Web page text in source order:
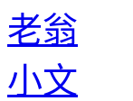
老翁
小文